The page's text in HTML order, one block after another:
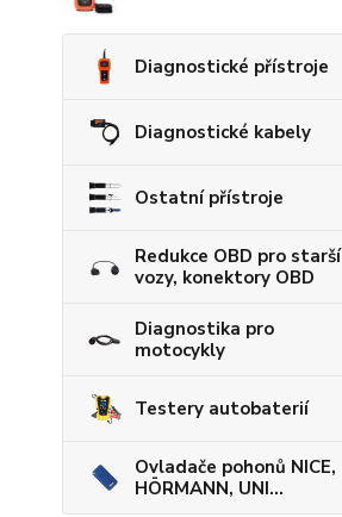
Diagnostické přístroje
Diagnostické kabely
Ostatní přístroje
Redukce OBD pro starší
vozy, konektory OBD
Diagnostika pro
motocykly
Testery autobaterií
Ovladače pohonů NICE,
HÖRMANN, UNI...